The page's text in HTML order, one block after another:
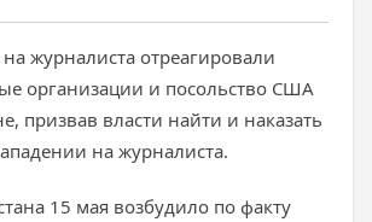
журналиста отреагировали
организации и посольство США
призвав власти найти и наказать
на журналиста.
15 мая возбудило по факту